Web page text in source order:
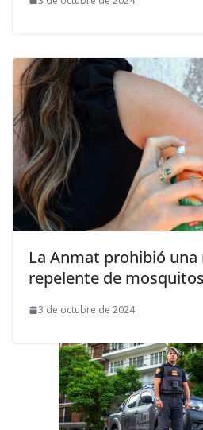
La Anmat prohibió una
repelente de mosquitos
3 de octubre de 2024